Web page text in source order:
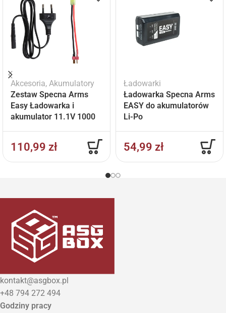
Akcesoria, Akumulatory
Zestaw Specna Arms
Easy Ładowarka i
akumulator 11.1V 1000
110,99 zł
Ładowarki
Ładowarka Specna Arms
EASY do akumulatorów
Li-Po
54,99 zł
kontakt@asgbox.pl
+48 794 272 494
Godziny pracy